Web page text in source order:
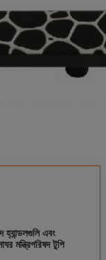
হ্যান্ডলগুলি এবং
মন্ত্রিপরিষদ টুপি